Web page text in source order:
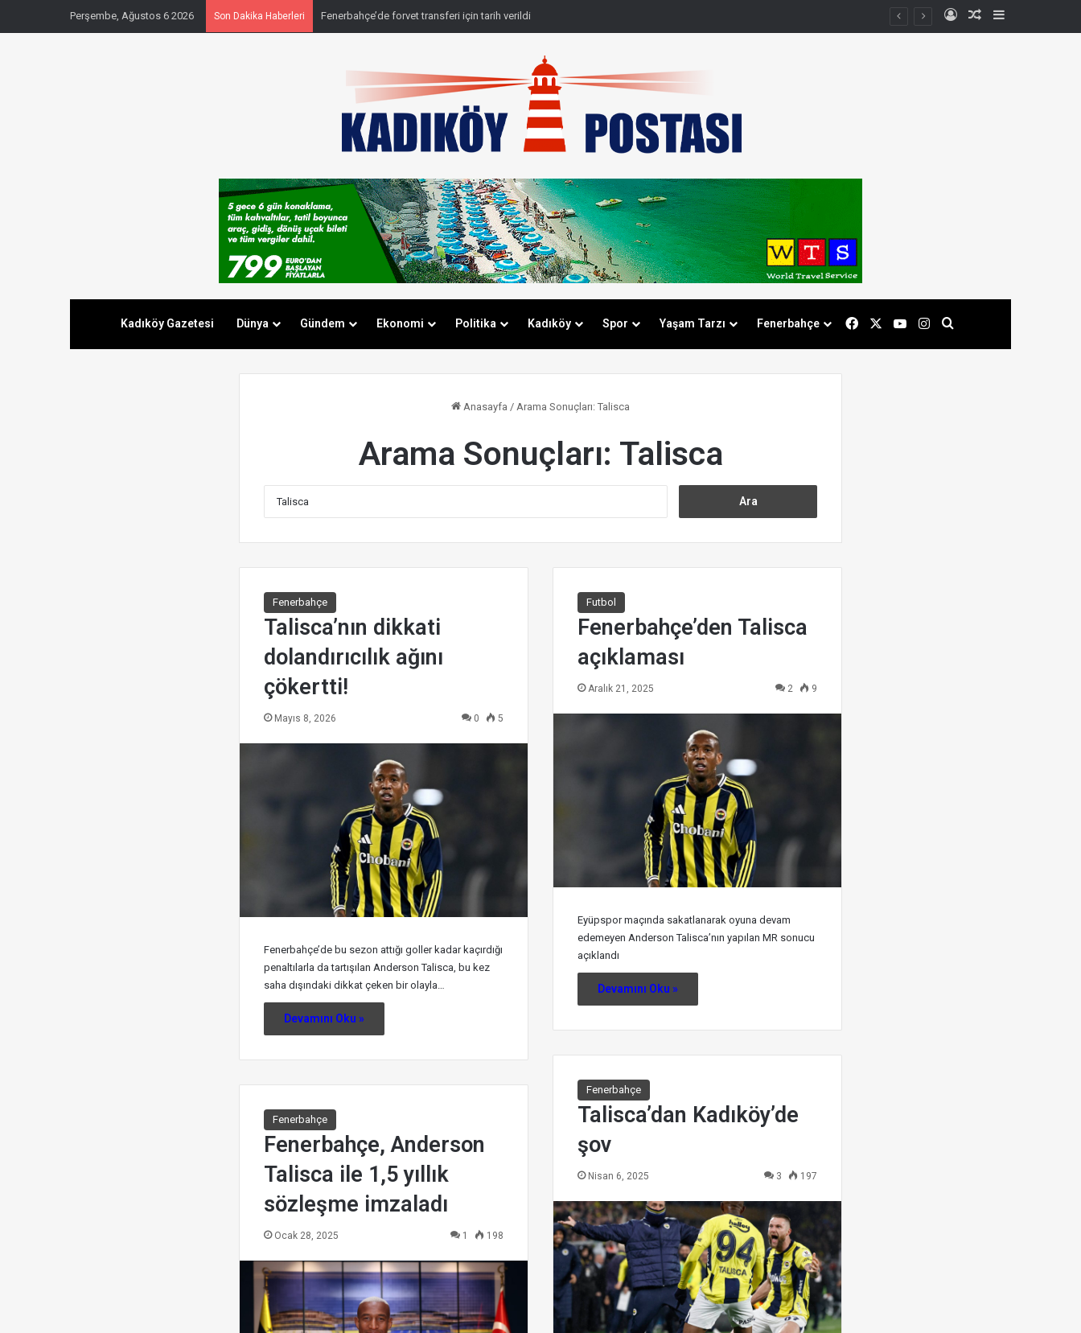
Perşembe, Ağustos 6 2026 Son Dakika Haberleri Fenerbahçe’de forvet transferi için tarih verildi Kayıt OlRastgele Makale
Kadıköy Gazetesi Dünya Gündem Ekonomi Politika Kadıköy Spor Yaşam Tarzı Fenerbahçe FacebookYouTubeInstagram
Anasayfa / Arama Sonuçları: Talisca
Arama Sonuçları: Talisca
m
Fenerbahçe
Talisca’nın dikkati
dolandırıcılık ağını
çökertti!
Mayıs 8, 2026 0 5
Fenerbahçe’de bu sezon attığı goller kadar kaçırdığı
penaltılarla da tartışılan Anderson Talisca, bu kez
saha dışındaki dikkat çeken bir olayla…
Devamını Oku »
Futbol
Fenerbahçe’den Talisca
açıklaması
Aralık 21, 2025 2 9
Eyüpspor maçında sakatlanarak oyuna devam
edemeyen Anderson Talisca’nın yapılan MR sonucu
açıklandı
Devamını Oku »
Fenerbahçe
Talisca’dan Kadıköy’de
şov
Nisan 6, 2025 3 197
Fenerbahçe
Fenerbahçe, Anderson
Talisca ile 1,5 yıllık
sözleşme imzaladı
Ocak 28, 2025 1 198